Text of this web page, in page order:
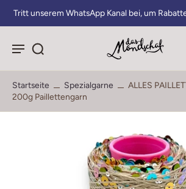
Tritt unserem WhatsApp Kanal bei, um
Startseite Spezialgarne
ALLES
200g Paillettengarn